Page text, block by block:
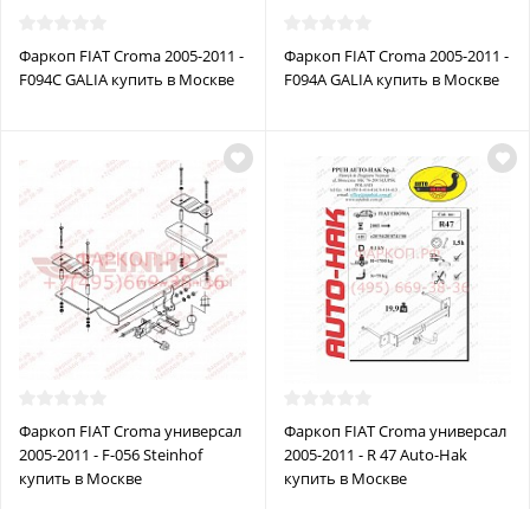
Фаркоп FIAT Croma 2005-2011 -
F094C GALIA купить в Москве
Фаркоп FIAT Croma 2005-2011 -
F094A GALIA купить в Москве
Фаркоп FIAT Croma универсал
2005-2011 - F-056 Steinhof
купить в Москве
Фаркоп FIAT Croma универсал
2005-2011 - R 47 Auto-Hak
купить в Москве